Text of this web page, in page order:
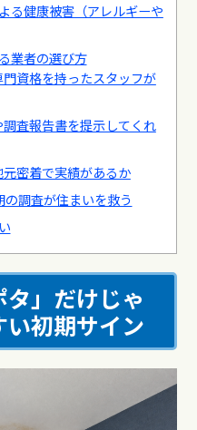
る健康被害（アレルギーや
業者の選び方
資格を持ったスタッフが
査報告書を提示してくれ
密着で実績があるか
調査が住まいを救う
」だけじゃ
初期サイン